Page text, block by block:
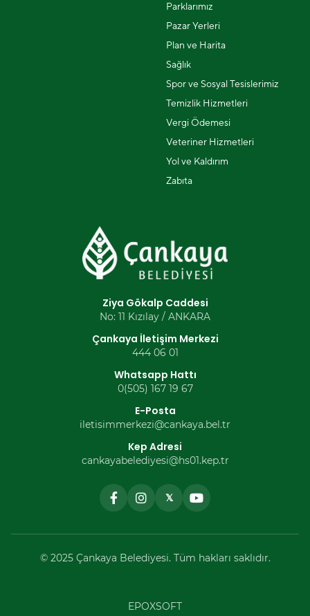
Parklarımız
Pazar Yerleri
Plan ve Harita
Sağlık
Spor ve Sosyal Tesislerimiz
Temizlik Hizmetleri
Vergi Ödemesi
Veteriner Hizmetleri
Yol ve Kaldırım
Zabıta
Ziya Gökalp Caddesi
No: 11 Kızılay / ANKARA
Çankaya İletişim Merkezi
444 06 01
Whatsapp Hattı
0(505) 167 19 67
E-Posta
iletisimmerkezi@cankaya.bel.tr
Kep Adresi
cankayabelediyesi@hs01.kep.tr
𝕏
© 2025 Çankaya Belediyesi. Tüm hakları saklıdır.
EPOXSOFT